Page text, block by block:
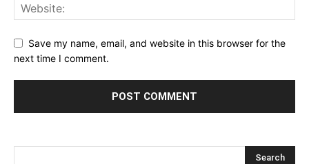
Save my name, email, and website in this browser for the
next time I comment.